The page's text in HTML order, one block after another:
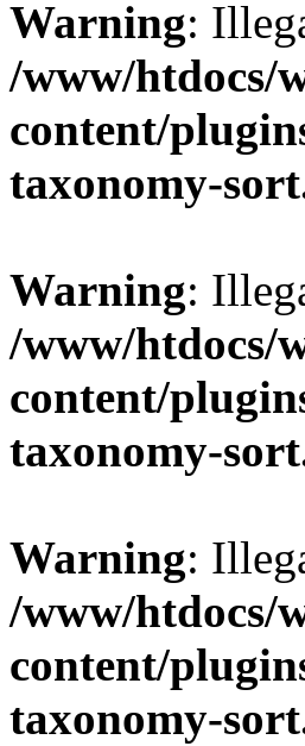
Warning:
/www/htdocs/
content/
taxonomy-
Warning:
/www/htdocs/
content/
taxonomy-
Warning:
/www/htdocs/
content/
taxonomy-